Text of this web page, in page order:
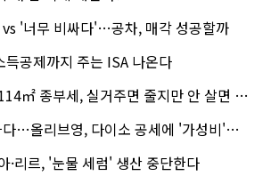
'너무 비싸다'…공차, 매각 성공할까
득공제까지 주는 ISA 나온다
㎡ 종부세, 실거주면 줄지만 안 살면 2.5배
올리브영, 다이소 공세에 '가성비'로 맞불
·리르, '눈물 세럼' 생산 중단한다